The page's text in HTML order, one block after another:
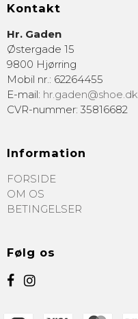
Kontakt
Hr. Gaden
Østergade 15
9800 Hjørring
Mobil nr.: 62264455
E-mail: hr.gaden@shoe.dk
CVR-nummer: 35816682
Information
FORSIDE
OM OS
BETINGELSER
Følg os